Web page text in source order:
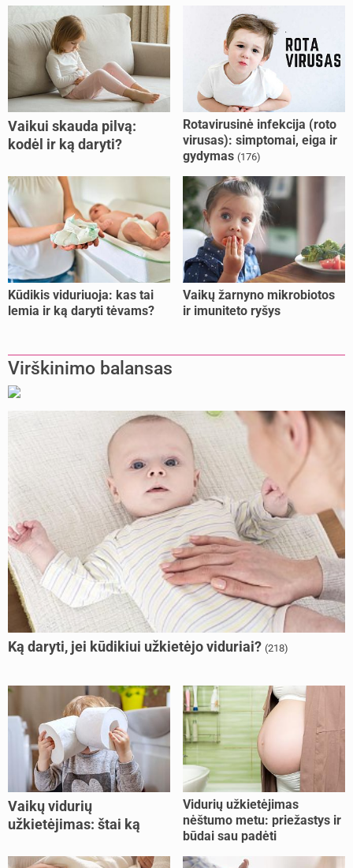
Vaikui skauda pilvą:
kodėl ir ką daryti?
Rotavirusinė infekcija (roto
virusas): simptomai, eiga ir
gydymas (176)
Kūdikis viduriuoja: kas tai
lemia ir ką daryti tėvams?
Vaikų žarnyno mikrobiotos
ir imuniteto ryšys
Virškinimo balansas
Ką daryti, jei kūdikiui užkietėjo viduriai? (218)
Vaikų vidurių
užkietėjimas: štai ką
Vidurių užkietėjimas
nėštumo metu: priežastys ir
būdai sau padėti